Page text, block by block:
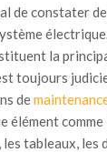
de constater de
la
toujours
de
élément comme
tableaux, les